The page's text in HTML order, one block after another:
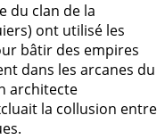
du clan de la
ont utilisé les
bâtir des empires
dans les arcanes du
architecte
la collusion entre